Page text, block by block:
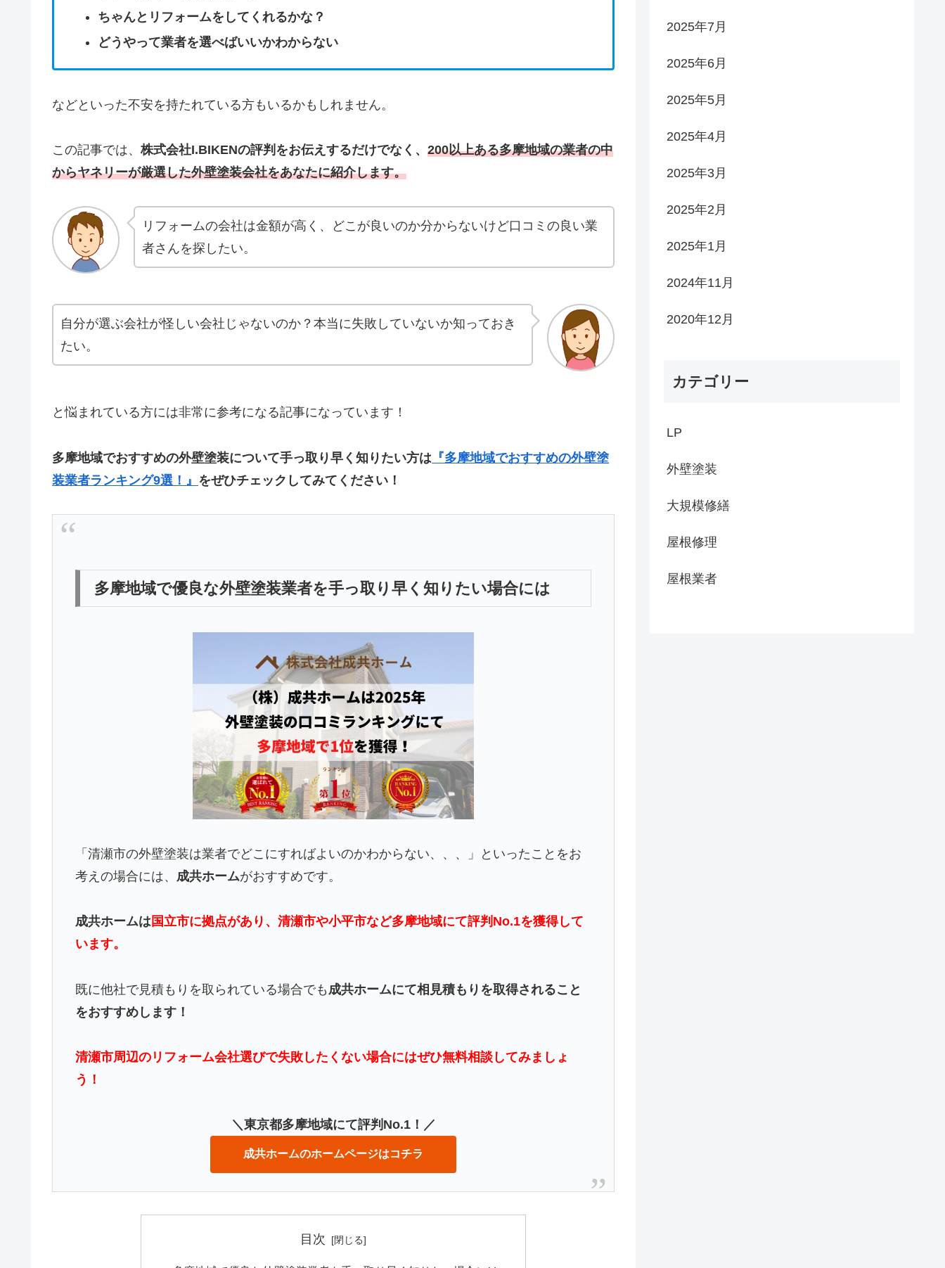
ちゃんとリフォームをしてくれるかな？
どうやって業者を選べばいいかわからない
などといった不安を持たれている方もいるかもしれません。
この記事では、株式会社I.BIKENの評判をお伝えするだけでなく、 200以上ある多摩地域の業者の中
からヤネリーが厳選した外壁塗装会社をあなたに紹介します。
リフォームの会社は金額が高く、どこが良いのか分からないけど口コミの良い業
者さんを探したい。
自分が選ぶ会社が怪しい会社じゃないのか？本当に失敗していないか知っておき
たい。
と悩まれている方には非常に参考になる記事になっています！
多摩地域でおすすめの外壁塗装について手っ取り早く知りたい方は 『多摩地域でおすすめの外壁塗
装業者ランキング9選！』 をぜひチェックしてみてください！
多摩地域で優良な外壁塗装業者を手っ取り早く知りたい場合には
「清瀬市の外壁塗装は業者でどこにすればよいのかわからない、、、」といったことをお
考えの場合には、 成共ホームがおすすめです。
成共ホームは国立市に拠点があり、清瀬市や小平市など多摩地域にて評判No.1を獲得して
います。
既に他社で見積もりを取られている場合でも 成共ホームにて相見積もりを取得されること
をおすすめします！
清瀬市周辺のリフォーム会社選びで失敗したくない場合にはぜひ無料相談してみましょ
う！
＼東京都多摩地域にて評判No.1！／
成共ホームのホームページはコチラ
目次
2025年7月
2025年6月
2025年5月
2025年4月
2025年3月
2025年2月
2025年1月
2024年11月
2020年12月
カテゴリー
LP
外壁塗装
大規模修繕
屋根修理
屋根業者